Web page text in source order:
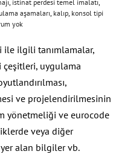
, istinat perdesi temel imalatı,
aşamaları, kalıp, konsol tipi
yok
ile ilgili tanımlamalar,
çeşitleri, uygulama
ve projelendirilmesinin
yönetmeliği ve eurocode
veya diğer
alan bilgiler vb.